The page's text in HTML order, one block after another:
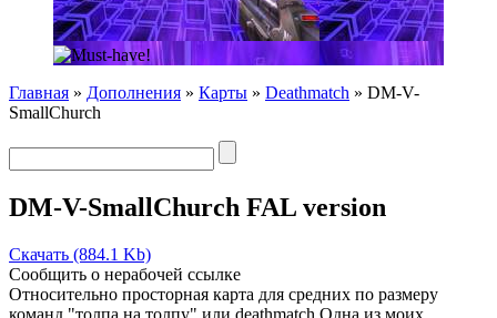
Главная » Дополнения » Карты » Deathmatch » DM-V-
SmallChurch
DM-V-SmallChurch FAL version
Скачать (884.1 Kb)
Сообщить о нерабочей ссылке
Относительно просторная карта для средних по размеру
команд "толпа на толпу" или deathmatch.Одна из моих